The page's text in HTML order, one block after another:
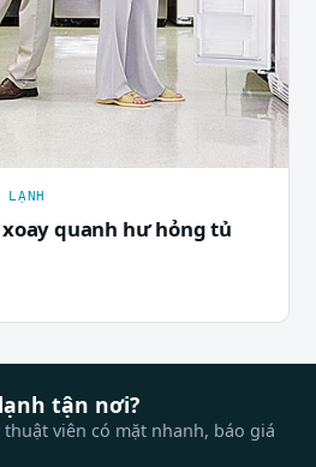
quanh hư hỏng tủ
tận nơi?
viên có mặt nhanh, báo giá